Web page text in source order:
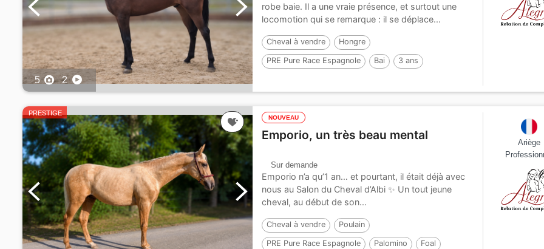
5 2
robe baie. Il a une vraie présence, et surtout une
locomotion qui se remarque : il se déplace...
Cheval à vendre Hongre
PRE Pure Race Espagnole Bai 3 ans
PRESTIGE
NOUVEAU
Emporio, un très beau mental
Sur demande
Emporio n’a qu’1 an… et pourtant, il était déjà avec
nous au Salon du Cheval d’Albi ✨ Un tout jeune
cheval, au début de son...
Cheval à vendre Poulain
PRE Pure Race Espagnole Palomino Foal
Ariège